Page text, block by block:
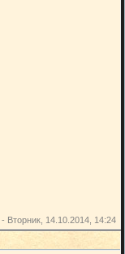
- Вторник, 14.10.2014, 14:24